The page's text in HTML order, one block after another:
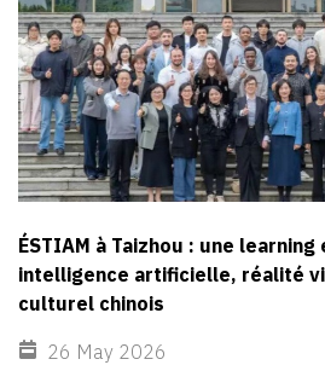
ÉSTIAM à Taizhou : une
intelligence artificielle, réalité
culturel chinois
26 May 2026